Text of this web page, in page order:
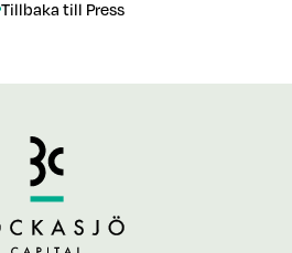
Tillbaka till Press